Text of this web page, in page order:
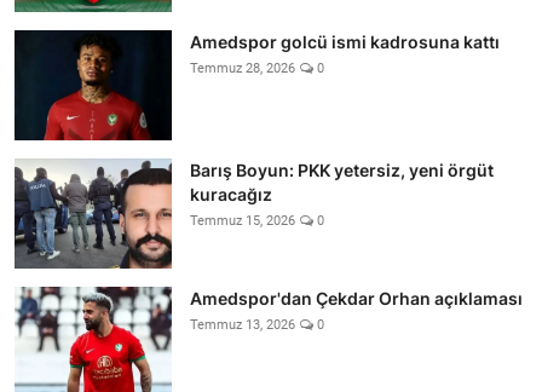
Amedspor golcü ismi kadrosuna kattı
Temmuz 28, 2026 0
Barış Boyun: PKK yetersiz, yeni örgüt
kuracağız
Temmuz 15, 2026 0
Amedspor'dan Çekdar Orhan açıklaması
Temmuz 13, 2026 0